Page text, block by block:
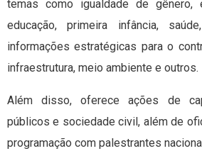
temas como igualdade de gênero,
educação, primeira infância,
informações estratégicas para o
infraestrutura, meio ambiente e outros.
Além disso, oferece ações de
públicos e sociedade civil, além de
programação com palestrantes